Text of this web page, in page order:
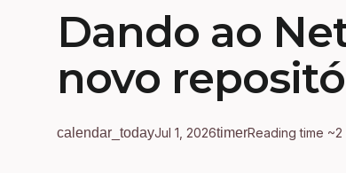
Dando ao
novo
calendar_todayJul 1, 2026timerReading time ~2